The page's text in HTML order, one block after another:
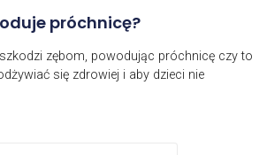
próchnicę?
zębom, powodując próchnicę czy to
się zdrowiej i aby dzieci nie